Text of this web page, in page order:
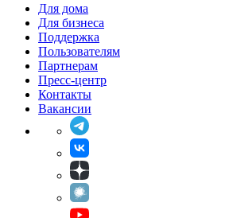
Для дома
Для бизнеса
Поддержка
Пользователям
Партнерам
Пресс-центр
Контакты
Вакансии